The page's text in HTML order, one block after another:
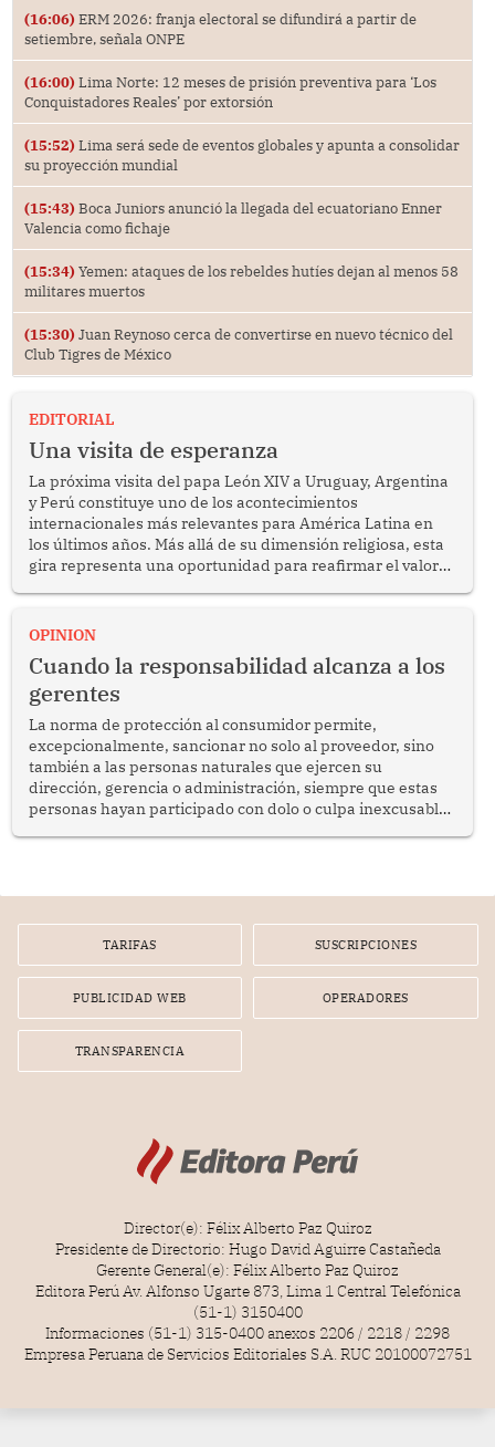
(16:06) ERM 2026: franja electoral se difundirá a partir de
setiembre, señala ONPE
(16:00) Lima Norte: 12 meses de prisión preventiva para ‘Los
Conquistadores Reales’ por extorsión
(15:52) Lima será sede de eventos globales y apunta a consolidar
su proyección mundial
(15:43) Boca Juniors anunció la llegada del ecuatoriano Enner
Valencia como fichaje
(15:34) Yemen: ataques de los rebeldes hutíes dejan al menos 58
militares muertos
(15:30) Juan Reynoso cerca de convertirse en nuevo técnico del
Club Tigres de México
EDITORIAL
Una visita de esperanza
La próxima visita del papa León XIV a Uruguay, Argentina
y Perú constituye uno de los acontecimientos
internacionales más relevantes para América Latina en
los últimos años. Más allá de su dimensión religiosa, esta
gira representa una oportunidad para reafirmar el valor
enfrenta desafíos en materia de desarrollo, cohesión
OPINION
Cuando la responsabilidad alcanza a los
gerentes
La norma de protección al consumidor permite,
excepcionalmente, sancionar no solo al proveedor, sino
también a las personas naturales que ejercen su
dirección, gerencia o administración, siempre que estas
personas hayan participado con dolo o culpa inexcusable
por la frustrada realización de un meet and greet con
TARIFAS SUSCRIPCIONES
PUBLICIDAD WEB OPERADORES
TRANSPARENCIA
Director(e): Félix Alberto Paz Quiroz
Presidente de Directorio: Hugo David Aguirre Castañeda
Gerente General(e): Félix Alberto Paz Quiroz
Editora Perú Av. Alfonso Ugarte 873, Lima 1 Central Telefónica
(51-1) 3150400
Informaciones (51-1) 315-0400 anexos 2206 / 2218 / 2298
Empresa Peruana de Servicios Editoriales S.A. RUC 20100072751